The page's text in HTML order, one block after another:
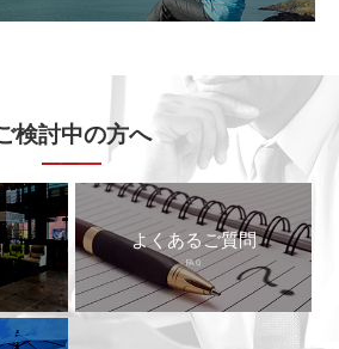
検討中の方へ
よくあるご質問
FAQ